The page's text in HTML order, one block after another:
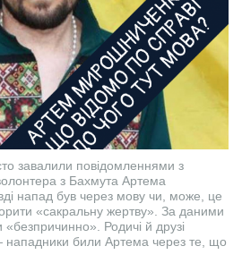
завалили повідомленнями з
з Бахмута Артема
напад був через мову чи, може, це
«сакральну жертву». За даними
«безпричинно». Родичі й друзі
нападники били Артема через те, що